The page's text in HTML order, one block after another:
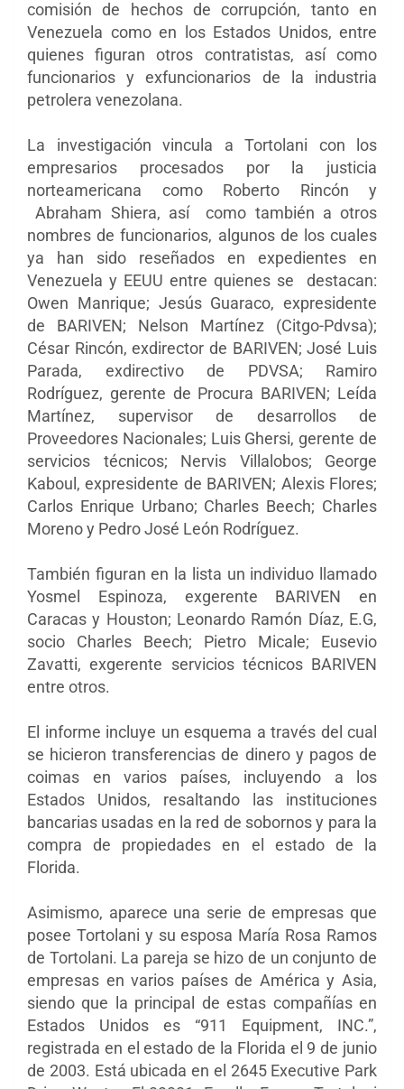
comisión de hechos de corrupción, tanto en
Venezuela como en los Estados Unidos, entre
quienes figuran otros contratistas, así como
funcionarios y exfuncionarios de la industria
petrolera venezolana.
La investigación vincula a Tortolani con los
empresarios procesados por la justicia
norteamericana como Roberto Rincón y
Abraham Shiera, así como también a otros
nombres de funcionarios, algunos de los cuales
ya han sido reseñados en expedientes en
Venezuela y EEUU entre quienes se destacan:
Owen Manrique; Jesús Guaraco, expresidente
de BARIVEN; Nelson Martínez (Citgo-Pdvsa);
César Rincón, exdirector de BARIVEN; José Luis
Parada, exdirectivo de PDVSA; Ramiro
Rodríguez, gerente de Procura BARIVEN; Leída
Martínez, supervisor de desarrollos de
Proveedores Nacionales; Luis Ghersi, gerente de
servicios técnicos; Nervis Villalobos; George
Kaboul, expresidente de BARIVEN; Alexis Flores;
Carlos Enrique Urbano; Charles Beech; Charles
Moreno y Pedro José León Rodríguez.
También figuran en la lista un individuo llamado
Yosmel Espinoza, exgerente BARIVEN en
Caracas y Houston; Leonardo Ramón Díaz, E.G,
socio Charles Beech; Pietro Micale; Eusevio
Zavatti, exgerente servicios técnicos BARIVEN
entre otros.
El informe incluye un esquema a través del cual
se hicieron transferencias de dinero y pagos de
coimas en varios países, incluyendo a los
Estados Unidos, resaltando las instituciones
bancarias usadas en la red de sobornos y para la
compra de propiedades en el estado de la
Florida.
Asimismo, aparece una serie de empresas que
posee Tortolani y su esposa María Rosa Ramos
de Tortolani. La pareja se hizo de un conjunto de
empresas en varios países de América y Asia,
siendo que la principal de estas compañías en
Estados Unidos es “911 Equipment, INC.”,
registrada en el estado de la Florida el 9 de junio
de 2003. Está ubicada en el 2645 Executive Park